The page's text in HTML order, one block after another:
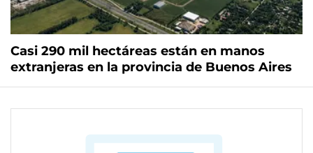
Casi 290 mil hectáreas están en manos
extranjeras en la provincia de Buenos Aires